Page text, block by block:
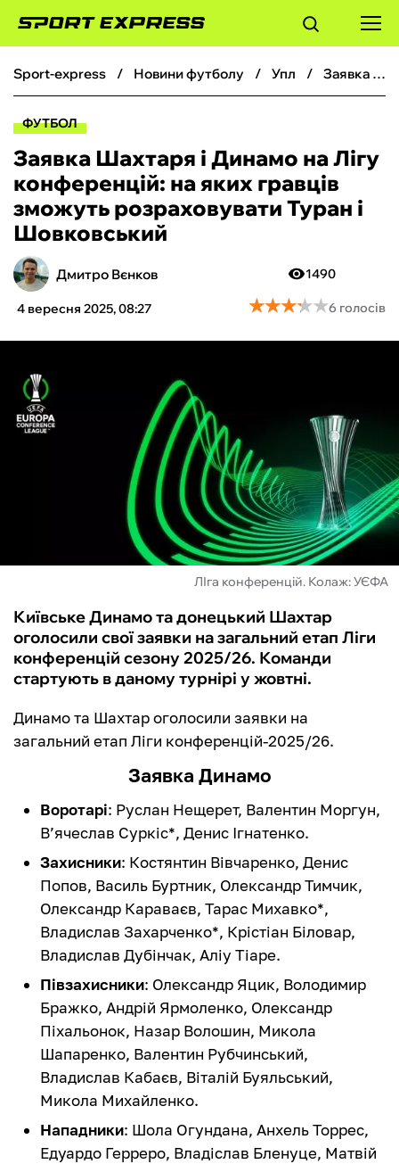
ФУТБОЛ
БОКС
ХОКЕЙ
ТЕНІС
КІБЕРСПОРТ
ЧС-2026
ФУТЗАЛ
sport-express новини футболу упл Заявка Шахтаря і Динамо на Лігу конференцій: на яких гравців зможуть розраховувати Туран і Шовковський
ФУТБОЛ
Заявка Шахтаря і Динамо на Лігу
конференцій: на яких гравців
зможуть розраховувати Туран і
Шовковський
Дмитро Вєнков
4 вересня 2025, 08:27
1490
★★★★★
★★★★★6 голосів
ЛІга конференцій. Колаж: УЄФА
Київське Динамо та донецький Шахтар
оголосили свої заявки на загальний етап Ліги
конференцій сезону 2025/26. Команди
стартують в даному турнірі у жовтні.
Динамо та Шахтар оголосили заявки на
загальний етап Ліги конференцій-2025/26.
Заявка Динамо
Воротарі: Руслан Нещерет, Валентин Моргун,
В’ячеслав Суркіс*, Денис Ігнатенко.
Захисники: Костянтин Вівчаренко, Денис
Попов, Василь Буртник, Олександр Тимчик,
Олександр Караваєв, Тарас Михавко*,
Владислав Захарченко*, Крістіан Біловар,
Владислав Дубінчак, Аліу Тіаре.
Півзахисники: Олександр Яцик, Володимир
Бражко, Андрій Ярмоленко, Олександр
Піхальонок, Назар Волошин, Микола
Шапаренко, Валентин Рубчинський,
Владислав Кабаєв, Віталій Буяльський,
Микола Михайленко.
Нападники: Шола Огундана, Анхель Торрес,
Едуардо Герреро, Владіслав Бленуце, Матвій